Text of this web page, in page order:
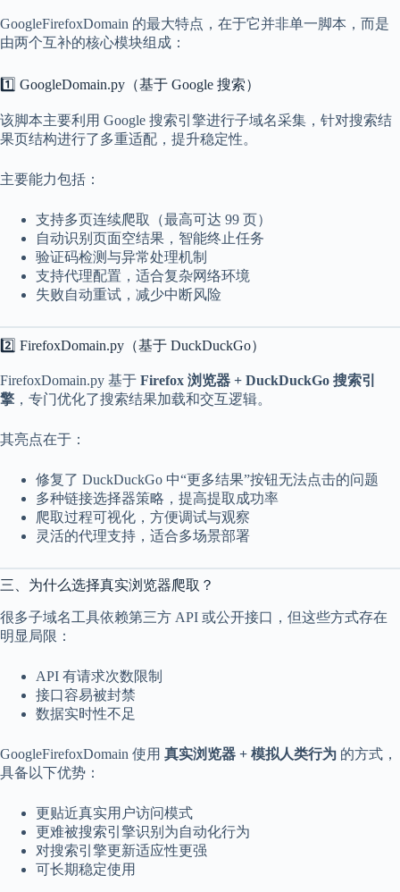
r
t
h
a
d
i
n
l
D
o
r
c
e
s
e
r
n
r
,
M
A
2
4
GoogleFirefoxDomain 的最大特点，在于它并非单一脚本，而是
由两个互补的核心模块组成：
1️⃣ GoogleDomain.py（基于 Google 搜索）
该脚本主要利用 Google 搜索引擎进行子域名采集，针对搜索结
果页结构进行了多重适配，提升稳定性。
主要能力包括：
支持多页连续爬取（最高可达 99 页）
自动识别页面空结果，智能终止任务
验证码检测与异常处理机制
支持代理配置，适合复杂网络环境
失败自动重试，减少中断风险
2️⃣ FirefoxDomain.py（基于 DuckDuckGo）
FirefoxDomain.py 基于 Firefox 浏览器 + DuckDuckGo 搜索引
擎 ，专门优化了搜索结果加载和交互逻辑。
其亮点在于：
修复了 DuckDuckGo 中“更多结果”按钮无法点击的问题
多种链接选择器策略，提高提取成功率
爬取过程可视化，方便调试与观察
灵活的代理支持，适合多场景部署
三、为什么选择真实浏览器爬取？
很多子域名工具依赖第三方 API 或公开接口，但这些方式存在
明显局限：
API 有请求次数限制
接口容易被封禁
数据实时性不足
GoogleFirefoxDomain 使用 真实浏览器 + 模拟人类行为 的方式，
具备以下优势：
更贴近真实用户访问模式
更难被搜索引擎识别为自动化行为
对搜索引擎更新适应性更强
可长期稳定使用